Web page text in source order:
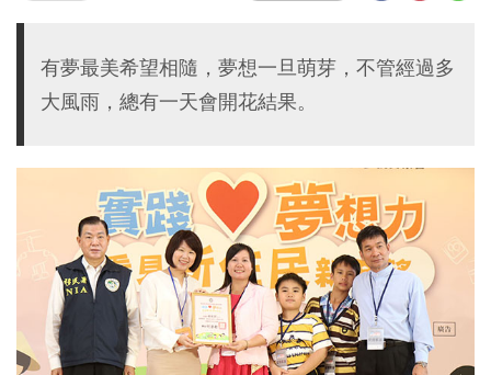
有夢最美希望相隨，夢想一旦萌芽，不管經過多
大風雨，總有一天會開花結果。